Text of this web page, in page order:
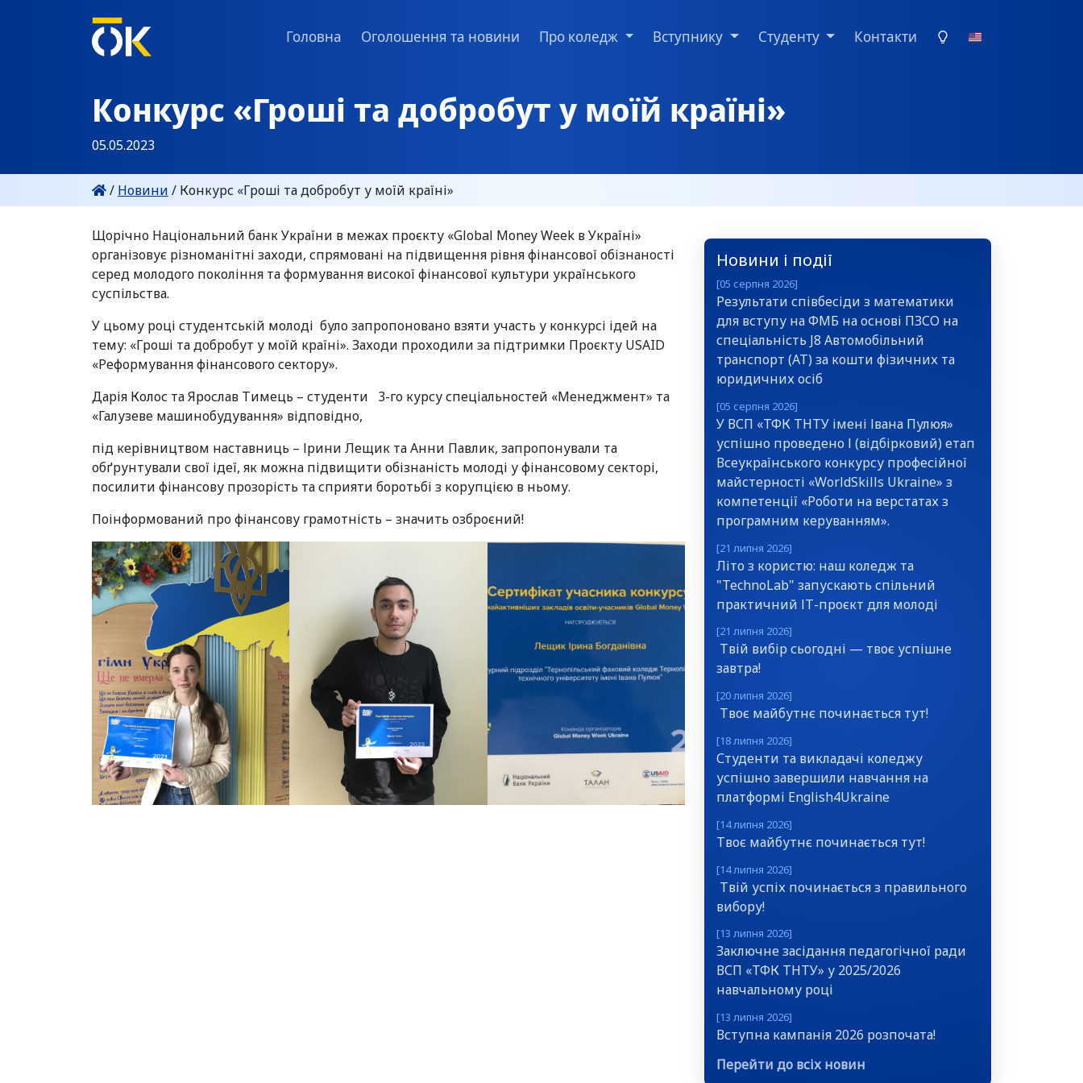
Головна Оголошення та новини Про коледж Вступнику Студенту Контакти
Конкурс «Гроші та добробут у моїй країні»
05.05.2023
/ Новини / Конкурс «Гроші та добробут у моїй країні»
Щорічно Національний банк України в межах проєкту «Global Money Week в Україні»
організовує різноманітні заходи, спрямовані на підвищення рівня фінансової обізнаності
серед молодого покоління та формування високої фінансової культури українського
суспільства.
У цьому році студентській молоді було запропоновано взяти участь у конкурсі ідей на
тему: «Гроші та добробут у моїй країні». Заходи проходили за підтримки Проєкту USAID
«Реформування фінансового сектору».
Дарія Колос та Ярослав Тимець – студенти 3-го курсу спеціальностей «Менеджмент» та
«Галузеве машинобудування» відповідно,
під керівництвом наставниць – Ірини Лещик та Анни Павлик, запропонували та
обґрунтували свої ідеї, як можна підвищити обізнаність молоді у фінансовому секторі,
посилити фінансову прозорість та сприяти боротьбі з корупцією в ньому.
Поінформований про фінансову грамотність – значить озброєний!
Новини і події
[05 серпня 2026]
Результати співбесіди з математики
для вступу на ФМБ на основі ПЗСО на
спеціальність J8 Автомобільний
транспорт (АТ) за кошти фізичних та
юридичних осіб
[05 серпня 2026]
У ВСП «ТФК ТНТУ імені Івана Пулюя»
успішно проведено І (відбірковий) етап
Всеукраїнського конкурсу професійної
майстерності «WorldSkills Ukraine» з
компетенції «Роботи на верстатах з
програмним керуванням».
[21 липня 2026]
Літо з користю: наш коледж та
"TechnoLab" запускають спільний
практичний ІТ-проєкт для молоді
[21 липня 2026]
Твій вибір сьогодні — твоє успішне
завтра!
[20 липня 2026]
Твоє майбутнє починається тут!
[18 липня 2026]
Студенти та викладачі коледжу
успішно завершили навчання на
платформі English4Ukraine
[14 липня 2026]
Твоє майбутнє починається тут!
[14 липня 2026]
Твій успіх починається з правильного
вибору!
[13 липня 2026]
Заключне засідання педагогічної ради
ВСП «ТФК ТНТУ» у 2025/2026
навчальному році
[13 липня 2026]
Вступна кампанія 2026 розпочата!
Перейти до всіх новин